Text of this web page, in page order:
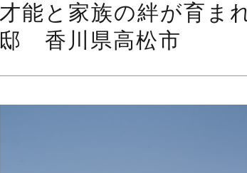
会社概要
才能と家族の絆が育
邸 香川県高松市